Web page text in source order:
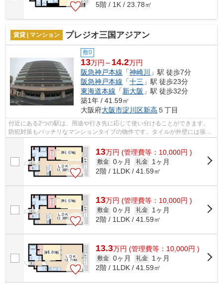
5階 / 1K / 23.78㎡
賃貸 | マンション プレジオ三国アジアン
敷0
13万円～ 14.2万円
阪急神戸本線 「神崎川
」駅 徒歩7分
阪急神戸本線 「十三 」駅 徒歩23分
東海道本線 「新大阪 」駅 徒歩32分
築1年 / 41.59㎡
大阪府大阪市淀川区新高 ５丁目
付近にある2つの駅は、用途や行き先に応じて使い分けることができます。
防犯対策もバッチリなマンションタイプの物件です。タイルが外壁には張ら
れています。条件の中からご希望の物件...
13万円 (管理費等：10,000円 )
敷金 0ヶ月 礼金
1ヶ月
2階 / 1LDK / 41.59㎡
13万円 (管理費等：10,000円 )
敷金 0ヶ月 礼金
1ヶ月
2階 / 1LDK / 41.59㎡
13.3万円 (管理費等：10,000円 )
敷金 0ヶ月 礼金
1ヶ月
2階 / 1LDK / 41.59㎡